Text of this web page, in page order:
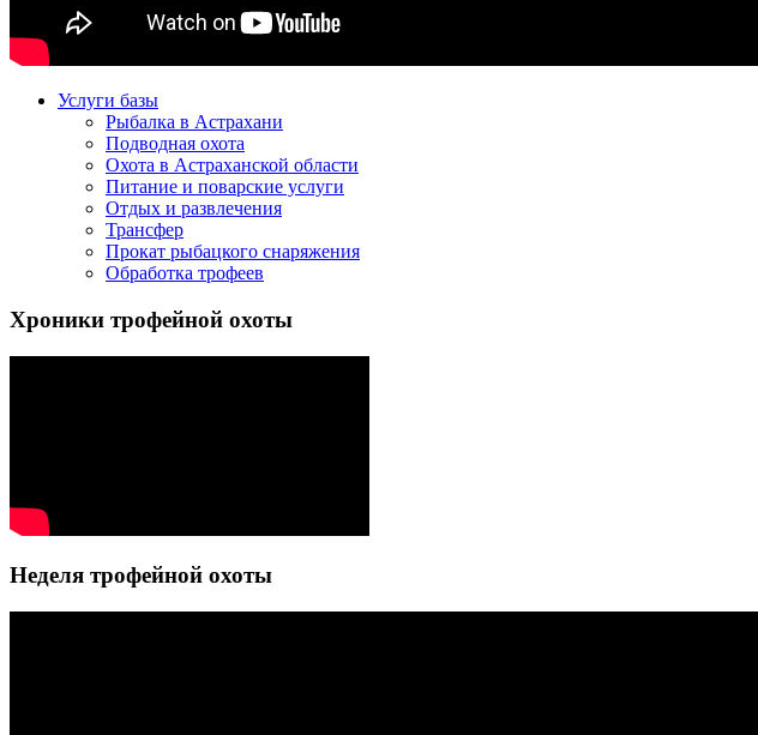
Услуги базы
Рыбалка в Астрахани
Подводная охота
Охота в Астраханской области
Питание и поварские услуги
Отдых и развлечения
Трансфер
Прокат рыбацкого снаряжения
Обработка трофеев
Хроники трофейной охоты
Неделя трофейной охоты